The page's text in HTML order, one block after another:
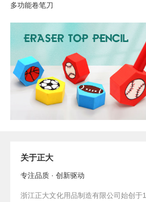
多功能卷笔刀
关于正大
专注品质 · 创新驱动
浙江正大文化用品制造有限公司始创于